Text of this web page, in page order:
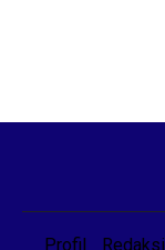
Profil Redaksi